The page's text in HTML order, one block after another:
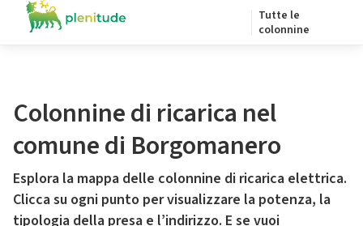
Tutte le
colonnine
Colonnine di ricarica nel
comune di Borgomanero
Esplora la mappa delle colonnine di ricarica elettrica.
Clicca su ogni punto per visualizzare la potenza, la
tipologia della presa e l’indirizzo. E se vuoi